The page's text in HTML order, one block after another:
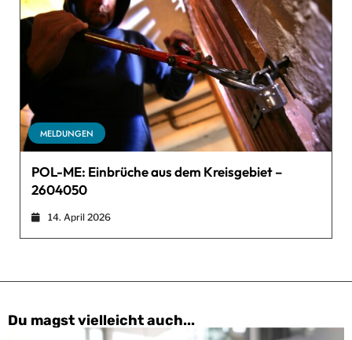
MELDUNGEN
POL-ME: Einbrüche aus dem Kreisgebiet –
2604050
14. April 2026
Du magst vielleicht auch...